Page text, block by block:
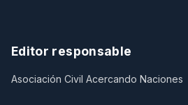
Editor responsable
Asociación Civil Acercando Naciones